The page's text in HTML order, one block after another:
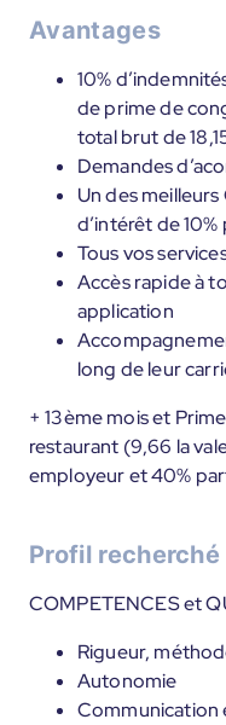
Avantages
10%
de prime de
total brut de
Demandes
Un des
d’intérêt de 10%
Tous vos
Accès rapide à
application
long de leur
+ 13ème mois et
restaurant (9,66 la
employeur et 40%
Profil recherché
COMPETENCES et
Rigueur,
Autonomie
Communication